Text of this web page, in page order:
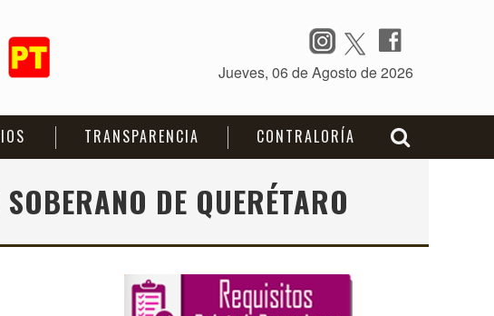
TRANSPARENCIA CONTRALORÍA
DE QUERÉTARO